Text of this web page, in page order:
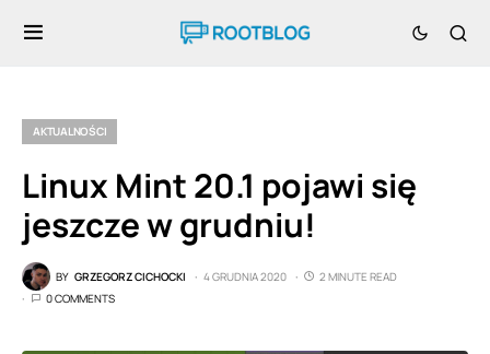
AKTUALNOŚCI
Linux Mint 20.1 pojawi się
jeszcze w grudniu!
BY GRZEGORZ CICHOCKI 4 GRUDNIA 2020
2 MINUTE READ
0 COMMENTS